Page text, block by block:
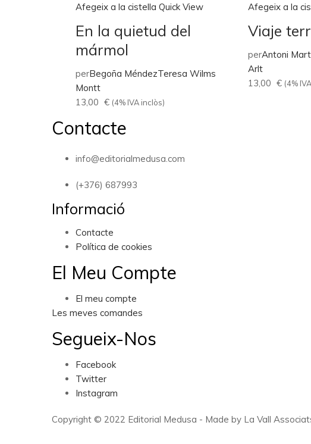
Afegeix a la cistella Quick View
En la quietud del
mármol
perBegoña MéndezTeresa Wilms
Montt
13,00 € (4% IVA inclòs)
Afegeix a la
Viaje
perAntoni
Arlt
13,00 € (4%
Contacte
info@editorialmedusa.com
(+376) 687993
Informació
Contacte
Política de cookies
El Meu Compte
El meu compte
Les meves comandes
Segueix-Nos
Facebook
Twitter
Instagram
Copyright © 2022 Editorial Medusa - Made by La Vall